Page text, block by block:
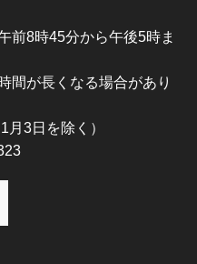
前8時45分から午後5時ま
間が長くなる場合があり
月3日を除く）